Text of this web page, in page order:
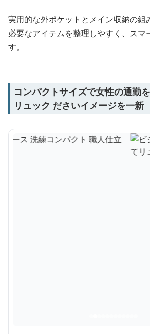
実用的な外ポケットとメイン収納の組
必要なアイテムを整理しやすく、スマ
す。
コンパクトサイズで女性の通勤
リュック ださいイメージを一新